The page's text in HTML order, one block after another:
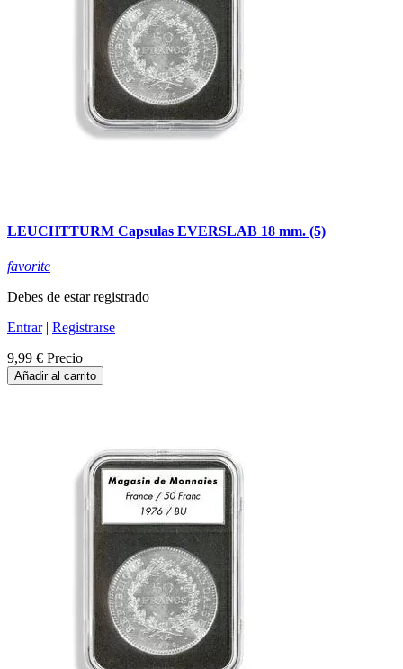
LEUCHTTURM Capsulas EVERSLAB 18 mm. (5)
favorite
Debes de estar registrado
Entrar| Registrarse
9,99 € Precio
Añadir al carrito